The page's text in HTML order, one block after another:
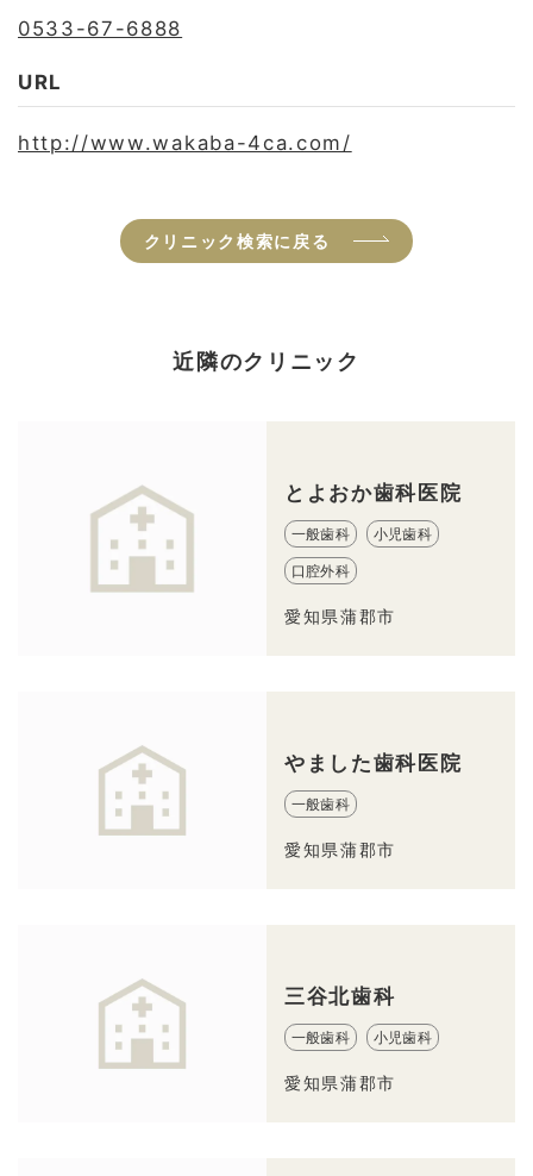
0533-67-6888
URL
http://www.wakaba-4ca.com/
クリニック検索に戻る
近隣のクリニック
とよおか歯科医院
一般歯科 小児歯科
口腔外科
愛知県蒲郡市
やました歯科医院
一般歯科
愛知県蒲郡市
三谷北歯科
一般歯科 小児歯科
愛知県蒲郡市